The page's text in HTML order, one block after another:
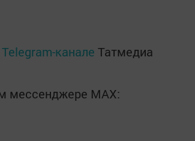
Telegram-канале Татмедиа
мессенджере MАХ: